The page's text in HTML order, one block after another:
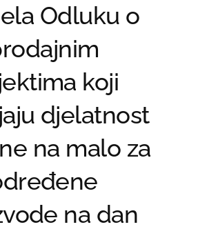
Odluku o
koji
djelatnost
na malo za
na dan